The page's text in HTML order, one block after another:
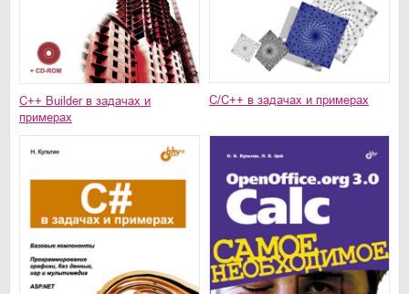
C++ Builder в задачах и
примерах
C/C++ в задачах и примерах